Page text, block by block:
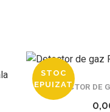
STOC
EPUIZAT
DETECTOR DE